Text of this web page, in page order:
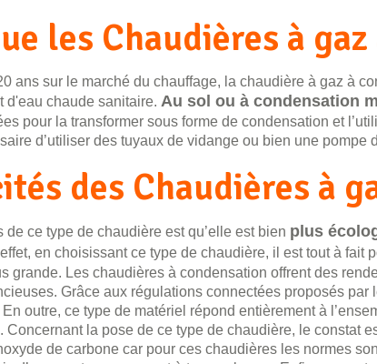
les Chaudières à
ans sur le marché du chauffage, la chaudière à gaz à
d'eau chaude sanitaire. Au sol ou à condensation
pour la transformer sous forme de condensation et
d’utiliser des tuyaux de vidange ou bien une pompe
des Chaudières à
de ce type de chaudière est qu’elle est bien plus
en choisissant ce type de chaudière, il est tout à fait
grande. Les chaudières à condensation offrent des
Grâce aux régulations connectées proposés
outre, ce type de matériel répond entièrement à
Concernant la pose de ce type de chaudière, le constat
de carbone car pour ces chaudières les normes